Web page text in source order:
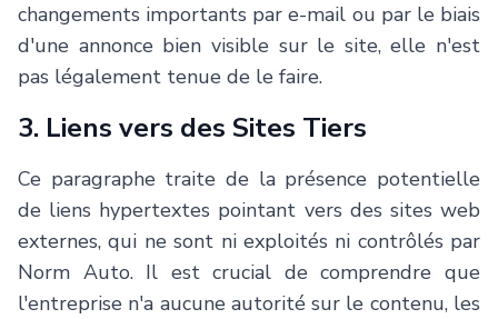
changements importants par e-mail ou par le biais
d'une annonce bien visible sur le site, elle n'est
pas légalement tenue de le faire.
3. Liens vers des Sites Tiers
Ce paragraphe traite de la présence potentielle
de liens hypertextes pointant vers des sites web
externes, qui ne sont ni exploités ni contrôlés par
Norm Auto. Il est crucial de comprendre que
l'entreprise n'a aucune autorité sur le contenu, les